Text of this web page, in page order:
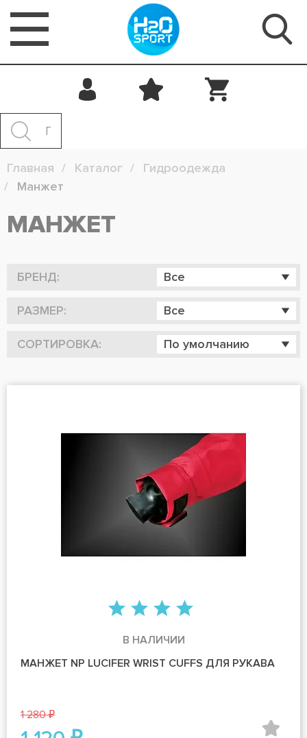
Главная Каталог
Гидроодежда
Манжет
МАНЖЕТ
БРЕНД: Все
РАЗМЕР: Все
СОРТИРОВКА: По умолчанию
В НАЛИЧИИ
МАНЖЕТ NP LUCIFER WRIST CUFFS ДЛЯ РУКАВА
1 280 ₽